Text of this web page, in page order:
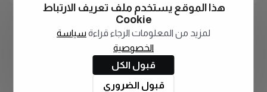
هذا الموقع يستخدم ملف تعريف الارتباط
Cookie
لمزيد من المعلومات الرجاء قراءة سياسة
الخصوصية
قبول الكل
قبول الضروري